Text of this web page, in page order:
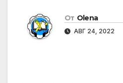
От Olena
АВГ 24, 2022